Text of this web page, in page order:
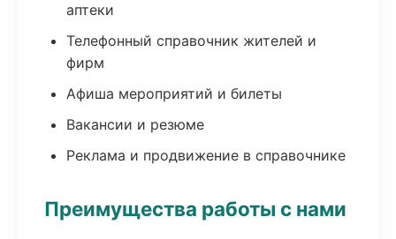
аптеки
Телефонный справочник жителей и
фирм
Афиша мероприятий и билеты
Вакансии и резюме
Реклама и продвижение в справочнике
Преимущества работы с нами